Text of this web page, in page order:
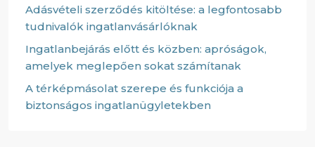
Adásvételi szerződés kitöltése: a legfontosabb
tudnivalók ingatlanvásárlóknak
Ingatlanbejárás előtt és közben: apróságok,
amelyek meglepően sokat számítanak
A térképmásolat szerepe és funkciója a
biztonságos ingatlanügyletekben